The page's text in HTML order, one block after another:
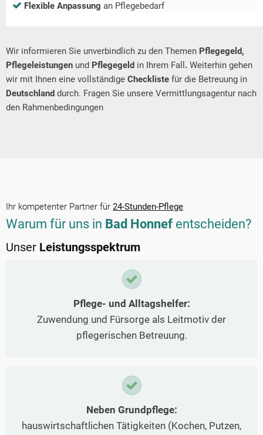
Flexible Anpassung an Pflegebedarf
Wir informieren Sie unverbindlich zu den Themen Pflegegeld,
Pflegeleistungen und Pflegegeld in Ihrem Fall . Weiterhin gehen
wir mit Ihnen eine vollständige Checkliste für die Betreuung in
Deutschland durch. Fragen Sie unsere Vermittlungsagentur nach
den Rahmenbedingungen
Ihr kompetenter Partner für 24-Stunden-Pflege
Warum für uns in Bad Honnef entscheiden?
Unser Leistungsspektrum
Pflege- und Alltagshelfer:
Zuwendung und Fürsorge als Leitmotiv der
pflegerischen Betreuung.
Neben Grundpflege:
hauswirtschaftlichen Tätigkeiten (Kochen, Putzen,